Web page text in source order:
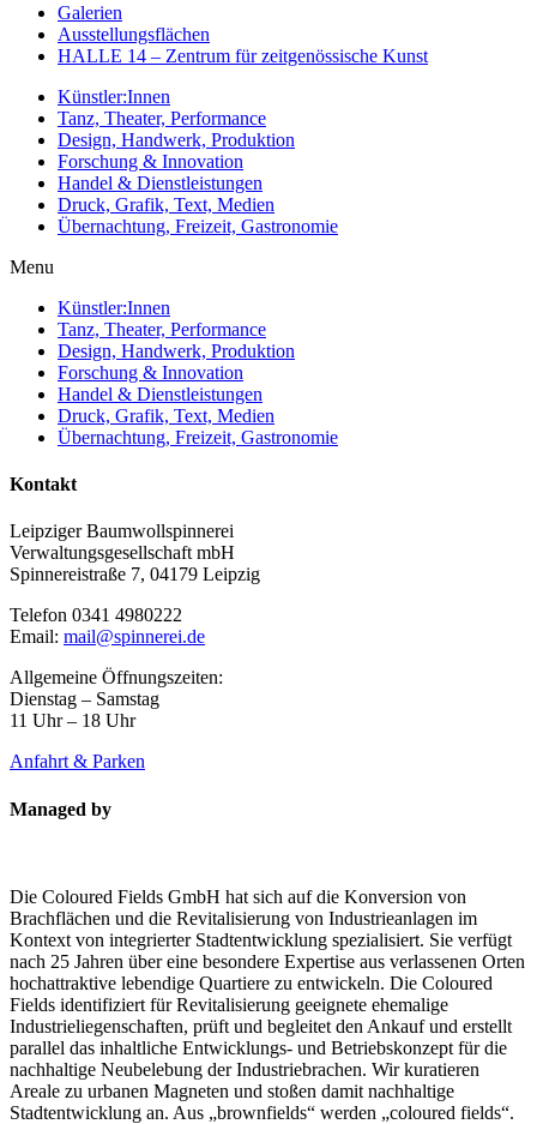
Galerien
Ausstellungsflächen
HALLE 14 – Zentrum für zeitgenössische Kunst
Künstler:Innen
Tanz, Theater, Performance
Design, Handwerk, Produktion
Forschung & Innovation
Handel & Dienstleistungen
Druck, Grafik, Text, Medien
Übernachtung, Freizeit, Gastronomie
Menu
Künstler:Innen
Tanz, Theater, Performance
Design, Handwerk, Produktion
Forschung & Innovation
Handel & Dienstleistungen
Druck, Grafik, Text, Medien
Übernachtung, Freizeit, Gastronomie
Kontakt
Leipziger Baumwollspinnerei
Verwaltungsgesellschaft mbH
Spinnereistraße 7, 04179 Leipzig
Telefon 0341 4980222
Email: mail@spinnerei.de
Allgemeine Öffnungszeiten:
Dienstag – Samstag
11 Uhr – 18 Uhr
Anfahrt & Parken
Managed by
Die Coloured Fields GmbH hat sich auf die Konversion von
Brachflächen und die Revitalisierung von Industrieanlagen im
Kontext von integrierter Stadtentwicklung spezialisiert. Sie verfügt
nach 25 Jahren über eine besondere Expertise aus verlassenen Orten
hochattraktive lebendige Quartiere zu entwickeln. Die Coloured
Fields identifiziert für Revitalisierung geeignete ehemalige
Industrieliegenschaften, prüft und begleitet den Ankauf und erstellt
parallel das inhaltliche Entwicklungs- und Betriebskonzept für die
nachhaltige Neubelebung der Industriebrachen. Wir kuratieren
Areale zu urbanen Magneten und stoßen damit nachhaltige
Stadtentwicklung an. Aus „brownfields“ werden „coloured fields“.